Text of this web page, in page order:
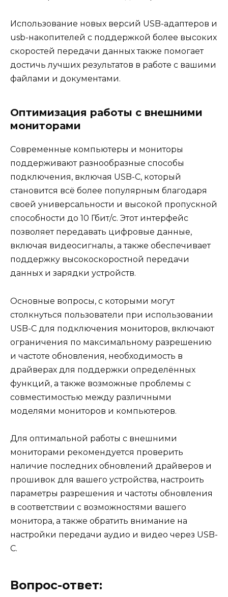
Использование новых версий USB-адаптеров и
usb-накопителей с поддержкой более высоких
скоростей передачи данных также помогает
достичь лучших результатов в работе с вашими
файлами и документами.
Оптимизация работы с внешними
мониторами
Современные компьютеры и мониторы
поддерживают разнообразные способы
подключения, включая USB-C, который
становится всё более популярным благодаря
своей универсальности и высокой пропускной
способности до 10 Гбит/с. Этот интерфейс
позволяет передавать цифровые данные,
включая видеосигналы, а также обеспечивает
поддержку высокоскоростной передачи
данных и зарядки устройств.
Основные вопросы, с которыми могут
столкнуться пользователи при использовании
USB-C для подключения мониторов, включают
ограничения по максимальному разрешению
и частоте обновления, необходимость в
драйверах для поддержки определённых
функций, а также возможные проблемы с
совместимостью между различными
моделями мониторов и компьютеров.
Для оптимальной работы с внешними
мониторами рекомендуется проверить
наличие последних обновлений драйверов и
прошивок для вашего устройства, настроить
параметры разрешения и частоты обновления
в соответствии с возможностями вашего
монитора, а также обратить внимание на
настройки передачи аудио и видео через USB-
C.
Вопрос-ответ: